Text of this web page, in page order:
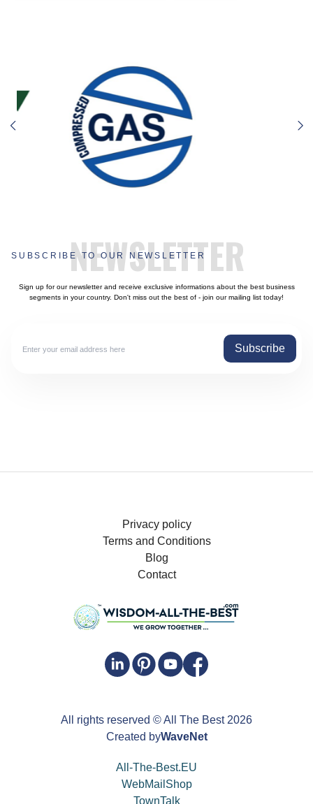
NEWSLETTER
SUBSCRIBE TO OUR NEWSLETTER
Sign up for our newsletter and receive exclusive informations about the best business
segments in your country. Don't miss out the best of - join our mailing list today!
Subscribe
Privacy policy
Terms and Conditions
Blog
Contact
All rights reserved © All The Best2026
Created byWaveNet
All-The-Best.EU
WebMailShop
TownTalk